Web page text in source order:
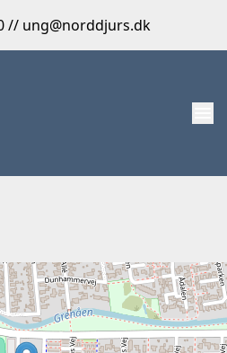
// ung@norddjurs.dk